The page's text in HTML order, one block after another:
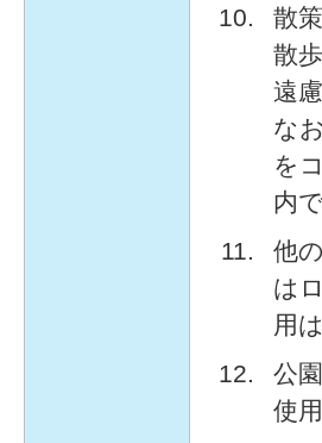
散
散
遠
な
を
内
他
は
用
公
使